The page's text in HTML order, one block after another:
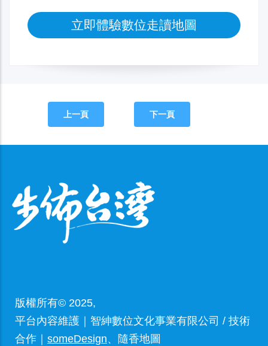
立即體驗數位走讀地圖
上一頁 下一頁
版權所有© 2025,
平台內容維護｜智紳數位文化事業有限公司 / 技術
合作｜ someDesign、隨香地圖